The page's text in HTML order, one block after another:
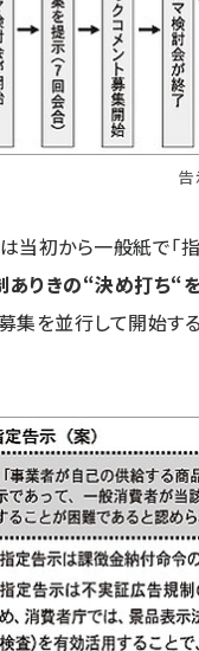
当初から一般紙で
りきの“決め打ち“
集を並行して開始す